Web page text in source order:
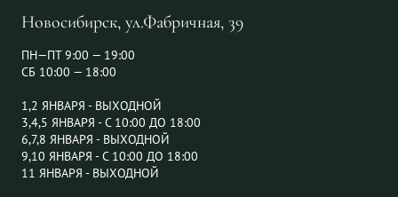
Новосибирск, ул.Фабричная, 39
ПН—ПТ 9:00 — 19:00
СБ 10:00 — 18:00
1,2 ЯНВАРЯ - ВЫХОДНОЙ
3,4,5 ЯНВАРЯ - С 10:00 ДО 18:00
6,7,8 ЯНВАРЯ - ВЫХОДНОЙ
9,10 ЯНВАРЯ - С 10:00 ДО 18:00
11 ЯНВАРЯ - ВЫХОДНОЙ